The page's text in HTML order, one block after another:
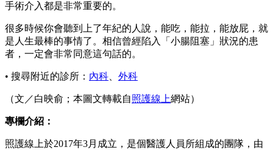
手術介入都是非常重要的。
很多時候你會聽到上了年紀的人說，能吃，能拉，能放屁，就
是人生最棒的事情了。相信曾經陷入「小腸阻塞」狀況的患
者，一定會非常同意這句話的。
• 搜尋附近的診所： 內科 外科
（文／白映俞；本圖文轉載自照護線上網站）
專欄介紹：
照護線上於2017年3月成立，是個醫護人員所組成的團隊，由